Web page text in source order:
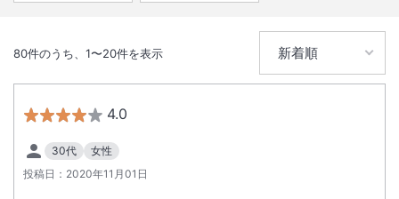
無線LAN
駅徒歩5分
駐車場あり
80件のうち、 1〜20件を表示
4.0
30代
女性
投稿日： 2020年11月01日